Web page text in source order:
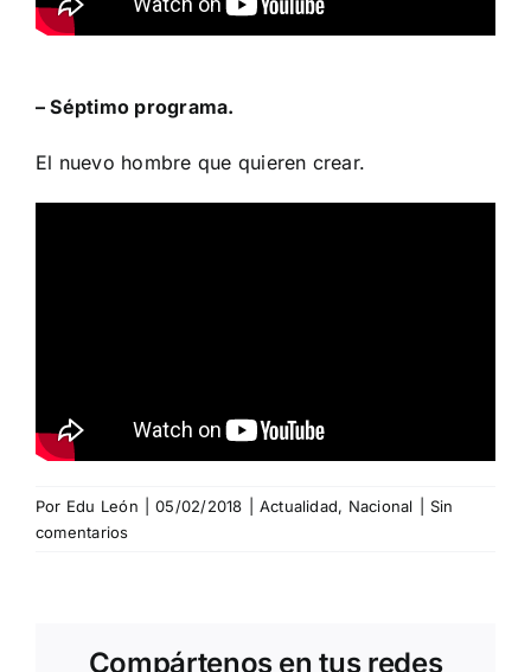
– Séptimo programa.
El nuevo hombre que quieren crear.
Por Edu León 05/02/2018 Actualidad, Nacional
Sin
comentarios
Compártenos en tus redes